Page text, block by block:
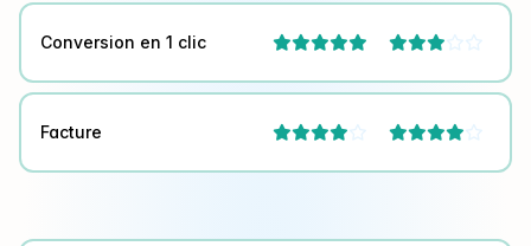
Conversion en 1 clic  
Facture  